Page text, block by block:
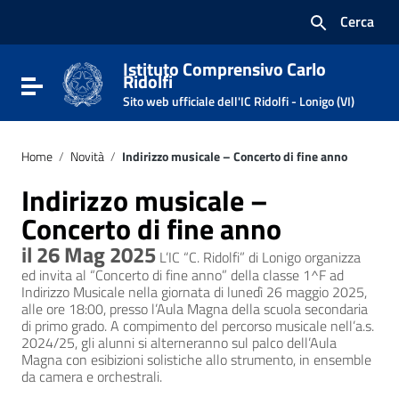
Vai al footer
Cerca
Attiva / disattiva la navigazione
Istituto Comprensivo Carlo
Ridolfi
Sito web ufficiale dell'IC Ridolfi - Lonigo (VI)
Home / Novità / Indirizzo musicale – Concerto di fine anno
Indirizzo musicale –
Concerto di fine anno
il 26 Mag 2025 L’IC “C. Ridolfi” di Lonigo organizza
ed invita al “Concerto di fine anno” della classe 1^F ad
Indirizzo Musicale nella giornata di lunedì 26 maggio 2025,
alle ore 18:00, presso l’Aula Magna della scuola secondaria
di primo grado. A compimento del percorso musicale nell’a.s.
2024/25, gli alunni si alterneranno sul palco dell’Aula
Magna con esibizioni solistiche allo strumento, in ensemble
da camera e orchestrali.